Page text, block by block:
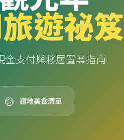
遊祕笈
金支付與移居置業指南
🍲 道地美食清單